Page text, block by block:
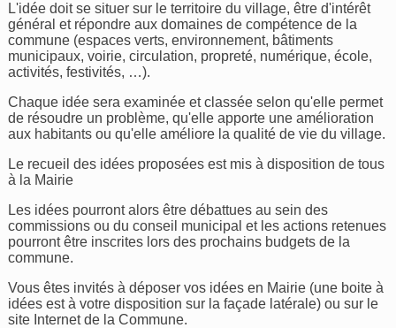
L'idée doit se situer sur le territoire du village, être d'intérêt
général et répondre aux domaines de compétence de la
commune (espaces verts, environnement, bâtiments
municipaux, voirie, circulation, propreté, numérique, école,
activités, festivités, …).
Chaque idée sera examinée et classée selon qu'elle permet
de résoudre un problème, qu'elle apporte une amélioration
aux habitants ou qu'elle améliore la qualité de vie du village.
Le recueil des idées proposées est mis à disposition de tous
à la Mairie
Les idées pourront alors être débattues au sein des
commissions ou du conseil municipal et les actions retenues
pourront être inscrites lors des prochains budgets de la
commune.
Vous êtes invités à déposer vos idées en Mairie (une boite à
idées est à votre disposition sur la façade latérale) ou sur le
site Internet de la Commune.